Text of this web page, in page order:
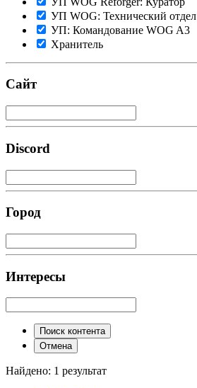
УП WOG: Технический отдел
УП: Командование WOG A3
Хранитель
Сайт
Discord
Город
Интересы
Поиск контента
Отмена
Найдено: 1 результат